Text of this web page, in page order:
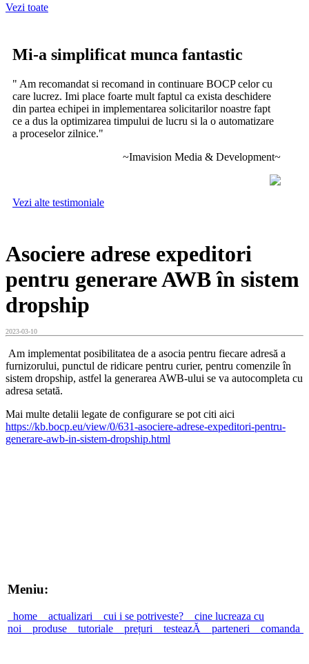
Vezi toate
Mi-a simplificat munca fantastic
" Am recomandat si recomand in continuare BOCP celor cu
care lucrez. Imi place foarte mult faptul ca exista deschidere
din partea echipei in implementarea solicitarilor noastre fapt
ce a dus la optimizarea timpului de lucru si la o automatizare
a proceselor zilnice."
~Imavision Media & Development~
Vezi alte testimoniale
Asociere adrese expeditori
pentru generare AWB în sistem
dropship
2023-03-10
Am implementat posibilitatea de a asocia pentru fiecare adresă a
furnizorului, punctul de ridicare pentru curier, pentru comenzile în
sistem dropship, astfel la generarea AWB-ului se va autocompleta cu
adresa setată.
Mai multe detalii legate de configurare se pot citi aici
https://kb.bocp.eu/view/0/631-asociere-adrese-expeditori-pentru-
generare-awb-in-sistem-dropship.html
Meniu:
home actualizari cui i se potriveste?
cine lucreaza cu
noi
produse tutoriale prețuri testeazĂ parteneri comanda